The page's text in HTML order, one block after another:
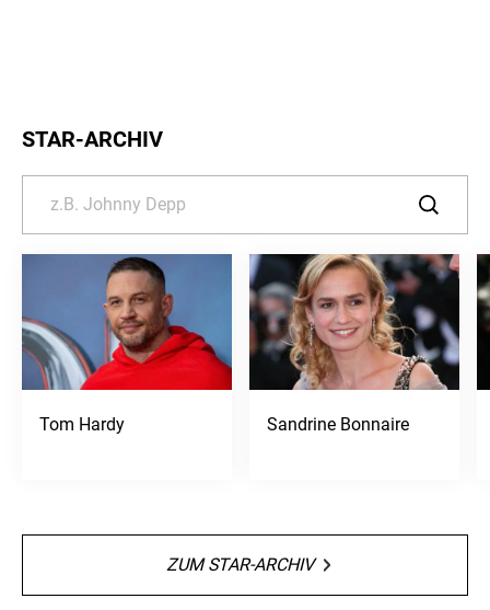
STAR-ARCHIV
Tom Hardy Sandrine Bonnaire
ZUM STAR-ARCHIV